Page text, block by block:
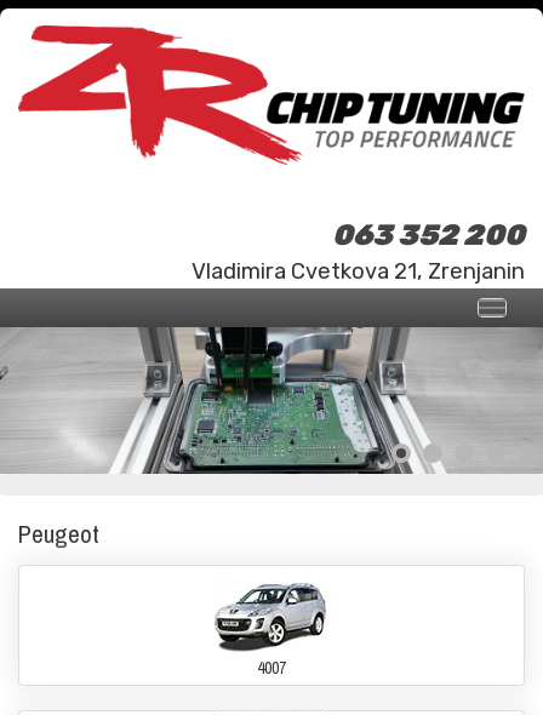
063 352 200
Vladimira Cvetkova 21, Zrenjanin
Peugeot
4007